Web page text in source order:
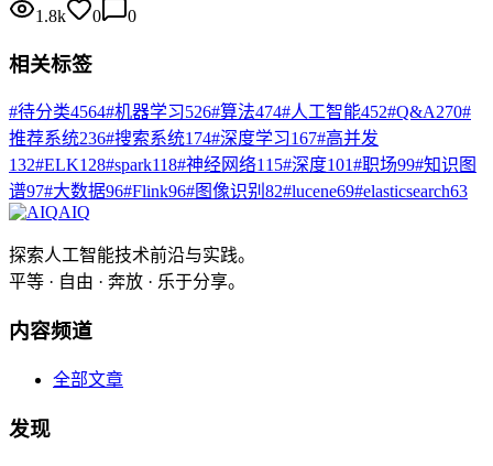
1.8k
0 0
相关标签
#待分类4564#机器学习526#算法474#人工智能452#Q&A270#
推荐系统236#搜索系统174#深度学习167#高并发
132#ELK128#spark118#神经网络115#深度101#职场99#知识图
谱97#大数据96#Flink96#图像识别 82#lucene69#elasticsearch63
AIQ
探索人工智能技术前沿与实践。
平等 · 自由 · 奔放 · 乐于分享。
内容频道
全部文章
发现